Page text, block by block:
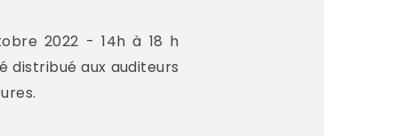
2022 - 14h à 18 h
distribué aux auditeurs